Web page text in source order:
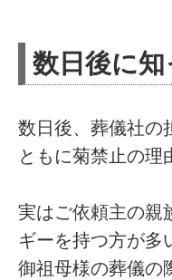
数日後に
数日後、葬儀社の
ともに菊禁止の理
実はご依頼主の親
ギーを持つ方が多
御祖母様の葬儀の